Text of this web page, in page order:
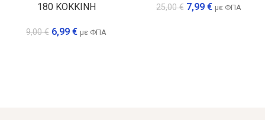
180 ΚΟΚΚΙΝΗ
9,00€ 6,99 € με ΦΠΑ
25,00€ 7,99 € με ΦΠΑ